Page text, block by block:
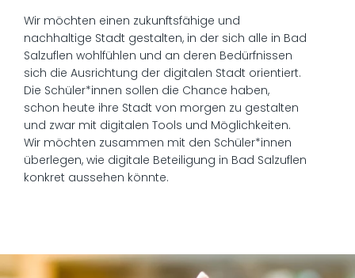
Wir möchten einen zukunftsfähige und
nachhaltige Stadt gestalten, in der sich alle in Bad
Salzuflen wohlfühlen und an deren Bedürfnissen
sich die Ausrichtung der digitalen Stadt orientiert.
Die Schüler*innen sollen die Chance haben,
schon heute ihre Stadt von morgen zu gestalten
und zwar mit digitalen Tools und Möglichkeiten.
Wir möchten zusammen mit den Schüler*innen
überlegen, wie digitale Beteiligung in Bad Salzuflen
konkret aussehen könnte.